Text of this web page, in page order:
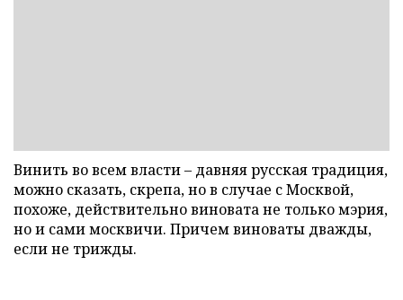
Винить во всем власти – давняя русская традиция,
можно сказать, скрепа, но в случае с Москвой,
похоже, действительно виновата не только мэрия,
но и сами москвичи. Причем виноваты дважды,
если не трижды.